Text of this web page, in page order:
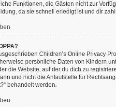
Funktionen, die Gästen nicht zur
da sie schnell erledigt ist und dir
Children’s Online Privacy
persönliche Daten von Kindern
die Website, auf der du dich zu
und nicht die Anlaufstelle für
behandelt werden.